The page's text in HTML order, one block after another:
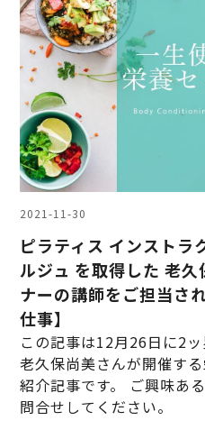
2021-11-30
ピラティス インストラ
ルジュ を取得した 老
ナーの講師をご担当さ
仕事】
この記事は12月26日に2
老久保尚美さんが開催す
紹介記事です。 ご興味あ
問合せしてください。